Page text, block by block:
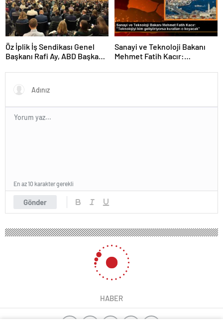
Öz İplik İş Sendikası Genel
Başkanı Rafi Ay, ABD Başkanı
ile görüştü
Sanayi ve Teknoloji Bakanı
Mehmet Fatih Kacır:
kuralları o koyacak”
Gönder
En az 10 karakter gerekli
HABER